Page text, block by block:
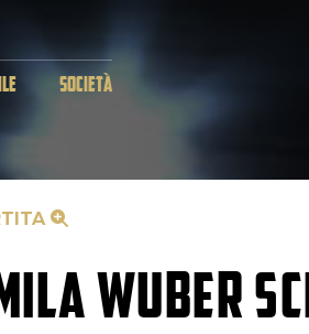
SOCIETÀ
WUBER